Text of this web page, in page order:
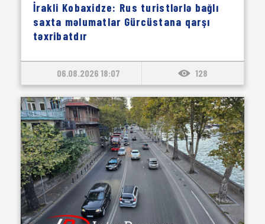
İrakli Kobaxidze: Rus turistlərlə bağlı
saxta məlumatlar Gürcüstana qarşı
təxribatdır
06.08.2026 18:07 128